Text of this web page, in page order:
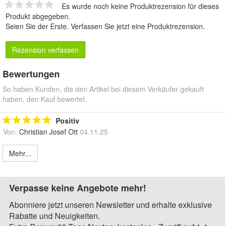
Es wurde noch keine Produktrezension für dieses
Produkt abgegeben.
Seien Sie der Erste. Verfassen Sie jetzt eine Produktrezension.
Rezension verfassen
Bewertungen
So haben Kunden, die den Artikel bei diesem Verkäufer gekauft
haben, den Kauf bewertet.
Positiv
Von: Christian Josef Ott 04.11.25
Mehr...
Verpasse keine Angebote mehr!
Abonniere jetzt unseren Newsletter und erhalte exklusive
Rabatte und Neuigkeiten.